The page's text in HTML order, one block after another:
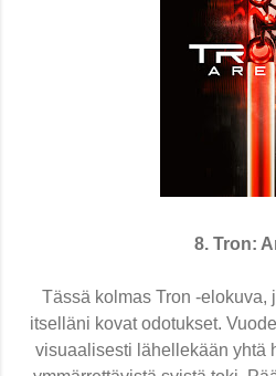
8. Tron:
Tässä kolmas Tron -elokuva,
itselläni kovat odotukset.
visuaalisesti lähellekään yhtä